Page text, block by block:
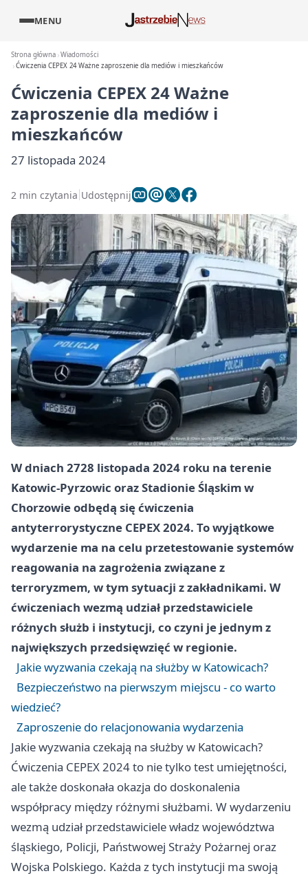
MENU
Strona główna Wiadomości
Ćwiczenia CEPEX 24 Ważne zaproszenie dla mediów i mieszkańców
Ćwiczenia CEPEX 24 Ważne
zaproszenie dla mediów i
mieszkańców
27 listopada 2024
2 min czytania Udostępnij
W dniach 2728 listopada 2024 roku na terenie
Katowic-Pyrzowic oraz Stadionie Śląskim w
Chorzowie odbędą się ćwiczenia
antyterrorystyczne CEPEX 2024. To wyjątkowe
wydarzenie ma na celu przetestowanie systemów
reagowania na zagrożenia związane z
terroryzmem, w tym sytuacji z zakładnikami. W
ćwiczeniach wezmą udział przedstawiciele
różnych służb i instytucji, co czyni je jednym z
największych przedsięwzięć w regionie.
Jakie wyzwania czekają na służby w Katowicach?
Bezpieczeństwo na pierwszym miejscu - co warto
wiedzieć?
Zaproszenie do relacjonowania wydarzenia
Jakie wyzwania czekają na służby w Katowicach?
Ćwiczenia CEPEX 2024 to nie tylko test umiejętności,
ale także doskonała okazja do doskonalenia
współpracy między różnymi służbami. W wydarzeniu
wezmą udział przedstawiciele władz województwa
śląskiego, Policji, Państwowej Straży Pożarnej oraz
Wojska Polskiego. Każda z tych instytucji ma swoją